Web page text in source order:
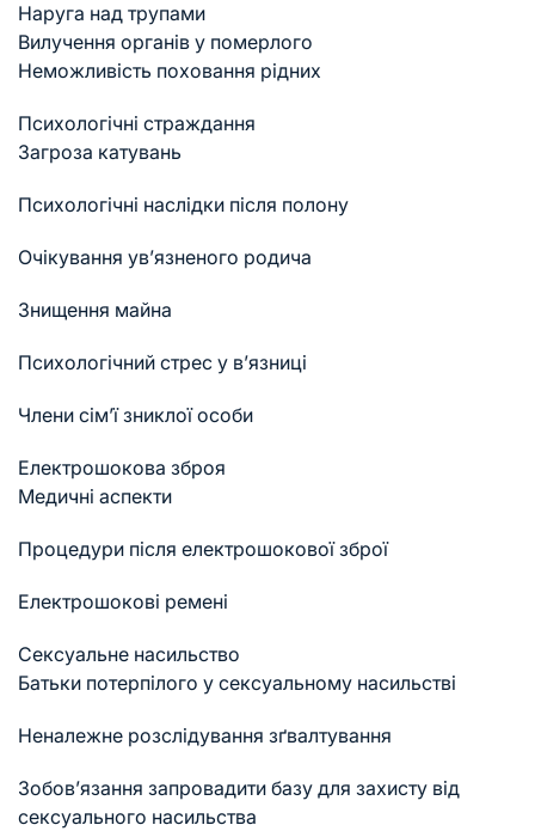
Наруга над трупами
Вилучення органів у померлого
Неможливість поховання рідних
Психологічні страждання
Загроза катувань
Психологічні наслідки після полону
Очікування ув’язненого родича
Знищення майна
Психологічний стрес у в’язниці
Члени сім’ї зниклої особи
Електрошокова зброя
Медичні аспекти
Процедури після електрошокової зброї
Електрошокові ремені
Сексуальне насильство
Батьки потерпілого у сексуальному насильстві
Неналежне розслідування зґвалтування
Зобов’язання запровадити базу для захисту від
сексуального насильства